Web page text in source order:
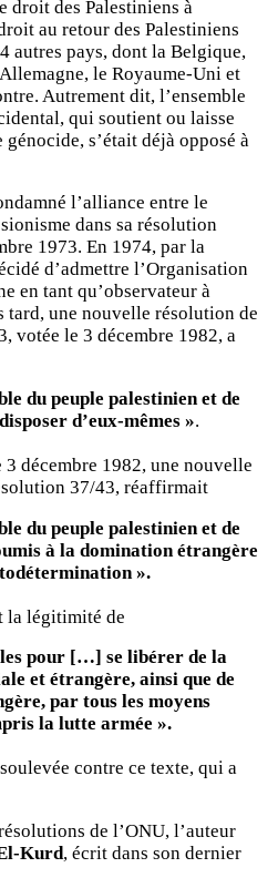
droit des Palestiniens à
au retour des Palestiniens
autres pays, dont la Belgique,
le Royaume-Uni et
Autrement dit, l’ensemble
qui soutient ou laisse
s’était déjà opposé à
l’alliance entre le
dans sa résolution
1973. En 1974, par la
d’admettre l’Organisation
en tant qu’observateur à
tard, une nouvelle résolution de
votée le 3 décembre 1982, a
du peuple palestinien et de
d’eux-mêmes ».
décembre 1982, une nouvelle
37/43, réaffirmait
du peuple palestinien et de
à la domination étrangère
».
la légitimité de
pour […] se libérer de la
et étrangère, ainsi que de
par tous les moyens
la lutte armée ».
contre ce texte, qui a
de l’ONU, l’auteur
Kurd, écrit dans son dernier